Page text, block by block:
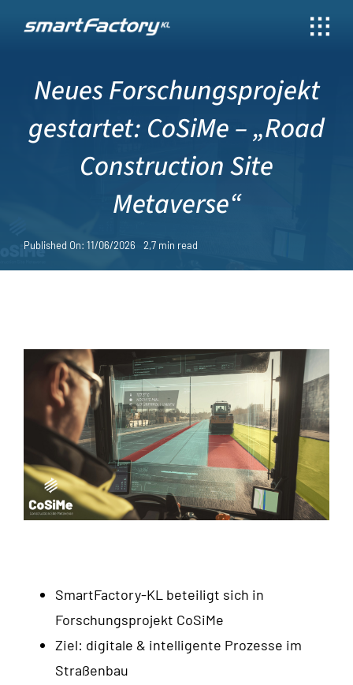
Neues Forschungsprojekt
gestartet: CoSiMe – „Road
Construction Site
Metaverse“
Published On: 11/06/2026 2,7 min read
SmartFactory-KL beteiligt sich in
Forschungsprojekt CoSiMe
Ziel: digitale & intelligente Prozesse im
Straßenbau